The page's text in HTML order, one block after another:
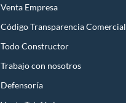
Venta Empresa
Código Transparencia Comercial
Todo Constructor
Trabajo con nosotros
Defensoría